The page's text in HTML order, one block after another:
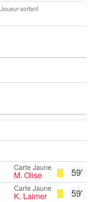
Joueur sortant
59'
Carte Jaune
M. Olise
59'
Carte Jaune
K. Laimer